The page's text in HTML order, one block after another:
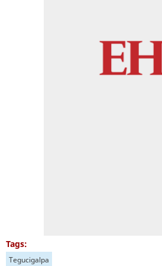
Tags:
Tegucigalpa